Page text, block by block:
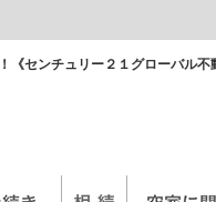
センチュリー２１グローバル不